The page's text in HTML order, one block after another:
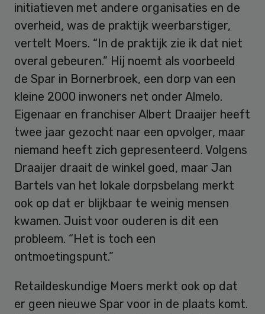
initiatieven met andere organisaties en de
overheid, was de praktijk weerbarstiger,
vertelt Moers. “In de praktijk zie ik dat niet
overal gebeuren.” Hij noemt als voorbeeld
de Spar in Bornerbroek, een dorp van een
kleine 2000 inwoners net onder Almelo.
Eigenaar en franchiser Albert Draaijer heeft
twee jaar gezocht naar een opvolger, maar
niemand heeft zich gepresenteerd. Volgens
Draaijer draait de winkel goed, maar Jan
Bartels van het lokale dorpsbelang merkt
ook op dat er blijkbaar te weinig mensen
kwamen. Juist voor ouderen is dit een
probleem. “Het is toch een
ontmoetingspunt.”
Retaildeskundige Moers merkt ook op dat
er geen nieuwe Spar voor in de plaats komt.